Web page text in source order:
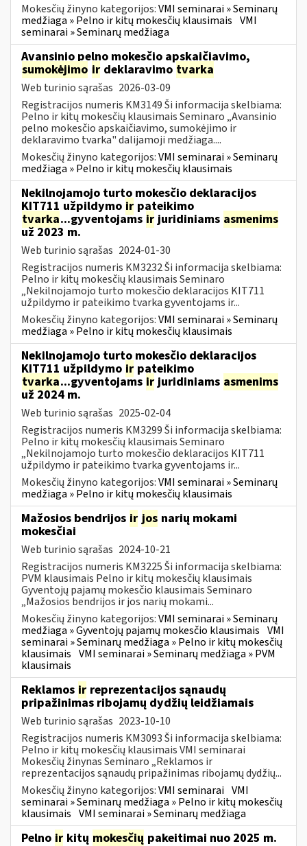
Mokesčių žinyno kategorijos:VMI seminarai » Seminarų
medžiaga » Pelno ir kitų mokesčių klausimais VMI
seminarai » Seminarų medžiaga
Avansinio pelno mokesčio apskaičiavimo,
sumokėjimo ir deklaravimo tvarka
Web turinio sąrašas 2026-03-09
Registracijos numeris KM3149 Ši informacija skelbiama:
Pelno ir kitų mokesčių klausimais Seminaro „Avansinio
pelno mokesčio apskaičiavimo, sumokėjimo ir
deklaravimo tvarka" dalijamoji medžiaga....
Mokesčių žinyno kategorijos:VMI seminarai » Seminarų
medžiaga » Pelno ir kitų mokesčių klausimais
Nekilnojamojo turto mokesčio deklaracijos
KIT711 užpildymo ir pateikimo
tvarka...gyventojams irjuridiniams asmenims
už 2023 m.
Web turinio sąrašas 2024-01-30
Registracijos numeris KM3232 Ši informacija skelbiama:
Pelno ir kitų mokesčių klausimais Seminaro
„Nekilnojamojo turto mokesčio deklaracijos KIT711
užpildymo ir pateikimo tvarka gyventojams ir...
Mokesčių žinyno kategorijos:VMI seminarai » Seminarų
medžiaga » Pelno ir kitų mokesčių klausimais
Nekilnojamojo turto mokesčio deklaracijos
KIT711 užpildymo ir pateikimo
tvarka...gyventojams irjuridiniams asmenims
už 2024 m.
Web turinio sąrašas 2025-02-04
Registracijos numeris KM3299 Ši informacija skelbiama:
Pelno ir kitų mokesčių klausimais Seminaro
„Nekilnojamojo turto mokesčio deklaracijos KIT711
užpildymo ir pateikimo tvarka gyventojams ir...
Mokesčių žinyno kategorijos:VMI seminarai » Seminarų
medžiaga » Pelno ir kitų mokesčių klausimais
Mažosios bendrijos ir jos narių mokami
mokesčiai
Web turinio sąrašas 2024-10-21
Registracijos numeris KM3225 Ši informacija skelbiama:
PVM klausimais Pelno ir kitų mokesčių klausimais
Gyventojų pajamų mokesčio klausimais Seminaro
„Mažosios bendrijos ir jos narių mokami...
Mokesčių žinyno kategorijos:VMI seminarai » Seminarų
medžiaga » Gyventojų pajamų mokesčio klausimais VMI
seminarai » Seminarų medžiaga » Pelno ir kitų mokesčių
klausimais VMI seminarai » Seminarų medžiaga » PVM
klausimais
Reklamos ir reprezentacijos sąnaudų
pripažinimas ribojamų dydžių leidžiamais
Web turinio sąrašas 2023-10-10
Registracijos numeris KM3093 Ši informacija skelbiama:
Pelno ir kitų mokesčių klausimais VMI seminarai
Mokesčių žinynas Seminaro „Reklamos ir
reprezentacijos sąnaudų pripažinimas ribojamų dydžių...
Mokesčių žinyno kategorijos:VMI seminarai VMI
seminarai » Seminarų medžiaga » Pelno ir kitų mokesčių
klausimais VMI seminarai » Seminarų medžiaga
Pelno ir kitų mokesčių pakeitimai nuo 2025 m.